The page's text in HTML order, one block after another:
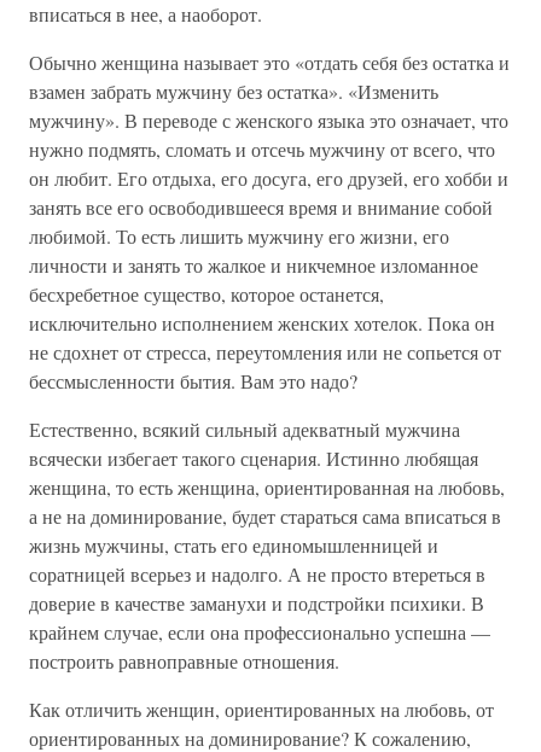
вписаться в нее, а наоборот.
Обычно женщина называет это «отдать себя без остатка и
взамен забрать мужчину без остатка». «Изменить
мужчину». В переводе с женского языка это означает, что
нужно подмять, сломать и отсечь мужчину от всего, что
он любит. Его отдыха, его досуга, его друзей, его хобби и
занять все его освободившееся время и внимание собой
любимой. То есть лишить мужчину его жизни, его
личности и занять то жалкое и никчемное изломанное
бесхребетное существо, которое останется,
исключительно исполнением женских хотелок. Пока он
не сдохнет от стресса, переутомления или не сопьется от
бессмысленности бытия. Вам это надо?
Естественно, всякий сильный адекватный мужчина
всячески избегает такого сценария. Истинно любящая
женщина, то есть женщина, ориентированная на любовь,
а не на доминирование, будет стараться сама вписаться в
жизнь мужчины, стать его единомышленницей и
соратницей всерьез и надолго. А не просто втереться в
доверие в качестве заманухи и подстройки психики. В
крайнем случае, если она профессионально успешна —
построить равноправные отношения.
Как отличить женщин, ориентированных на любовь, от
ориентированных на доминирование? К сожалению,